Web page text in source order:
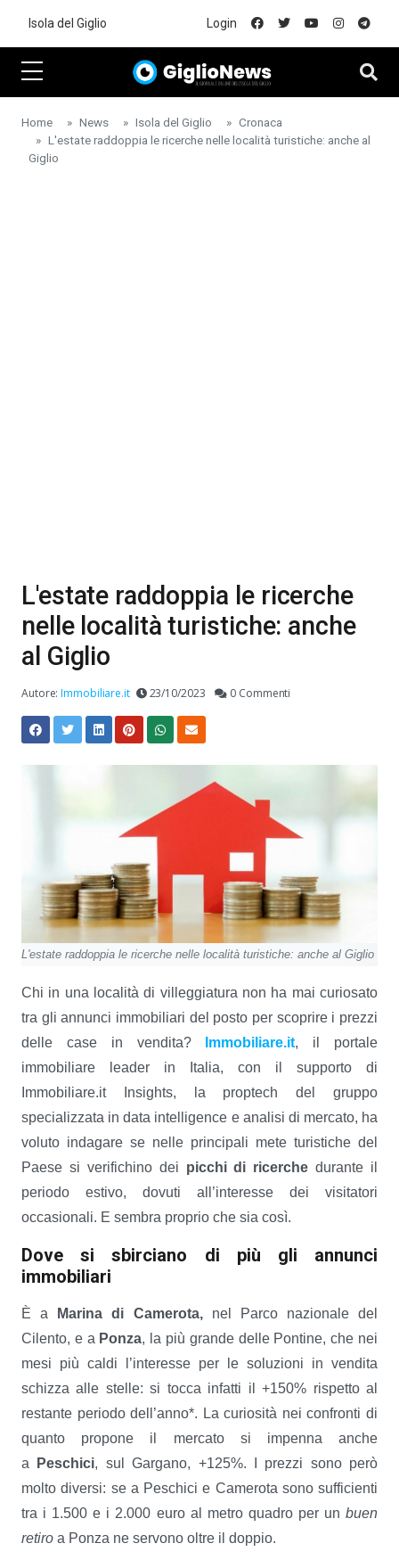
Isola del Giglio Login
Home News Isola del Giglio
Cronaca
L'estate raddoppia le ricerche nelle località turistiche: anche al
Giglio
L'estate raddoppia le ricerche
nelle località turistiche: anche
al Giglio
Autore:Immobiliare.it 23/10/2023 0 Commenti
L'estate raddoppia le ricerche nelle località turistiche: anche al Giglio
Chi in una località di villeggiatura non ha mai curiosato
tra gli annunci immobiliari del posto per scoprire i prezzi
delle case in vendita?
Immobiliare.it, il portale
immobiliare leader in Italia, con il supporto di
Immobiliare.it Insights, la proptech del gruppo
specializzata in data intelligence e analisi di mercato, ha
voluto indagare se nelle principali mete turistiche del
Paese si verifichino dei picchi di ricerche durante il
periodo estivo, dovuti all’interesse dei visitatori
occasionali. E sembra proprio che sia così.
Dove si sbirciano di più gli annunci
immobiliari
È a Marina di Camerota,nel Parco nazionale del
Cilento, e a Ponza, la più grande delle Pontine, che nei
mesi più caldi l’interesse per le soluzioni in vendita
schizza alle stelle: si tocca infatti il +150% rispetto al
restante periodo dell’anno*. La curiosità nei confronti di
quanto propone il mercato si impenna anche
a
Peschici, sul Gargano, +125%. I prezzi sono però
molto diversi: se a Peschici e Camerota sono sufficienti
tra i 1.500 e i 2.000 euro al metro quadro per un buen
retiro a Ponza ne servono oltre il doppio.